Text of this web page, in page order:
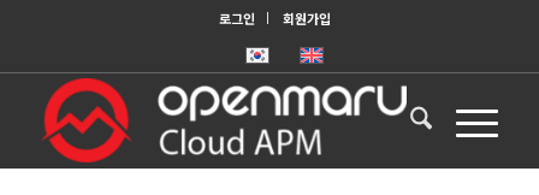
로그인 회원가입